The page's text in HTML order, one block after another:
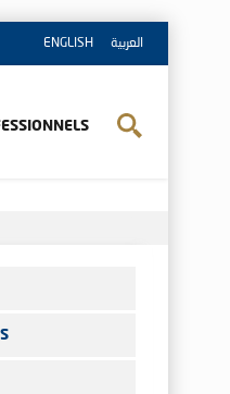
ENGLISH العربية